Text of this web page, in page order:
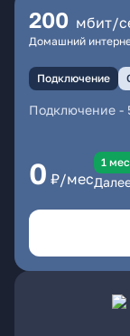
200 мбит/
Домашний
Подключение
Подключение -
0 ₽/мес
1